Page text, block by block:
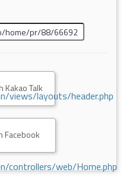
views/layouts/header.php
controllers/web/Home.php
Kakao Talk
Facebook